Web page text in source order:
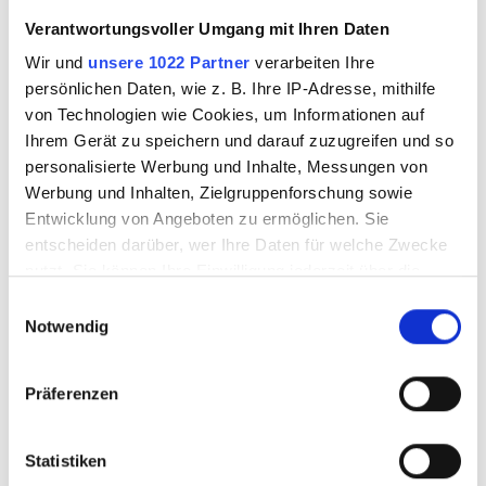
Verantwortungsvoller Umgang mit Ihren Daten
Wir und unsere 1022 Partner verarbeiten Ihre
persönlichen Daten, wie z. B. Ihre IP-Adresse, mithilfe
von Technologien wie Cookies, um Informationen auf
Ihrem Gerät zu speichern und darauf zuzugreifen und so
personalisierte Werbung und Inhalte, Messungen von
Werbung und Inhalten, Zielgruppenforschung sowie
Entwicklung von Angeboten zu ermöglichen. Sie
entscheiden darüber, wer Ihre Daten für welche Zwecke
Trigger Symbol ändern oder widerrufen
Informationen über Ihre geografische Lage
können
Notwendig
Präferenzen
Statistiken
Die Bodenplatten bei der
Standartausführung haben eine
Dicke von 5mm und verlaufen mit
einem Radius von 400 mm weiter
in die Seitenwand. Dies garantiert
einen formfesten Container, der
sind die Container mit Seilhaken,
einer Kettenaufnahmeplatte
Die Container werden